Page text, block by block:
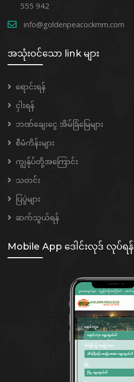
555 942
info@goldenpeacockmm.com
အသုံးဝင်သော link များ
ရောင်းရန်
ငှါးရန်
ဘဏ်ချေးငွေ အိမ်ခြံမြေများ
စီမံကိန်းများ
ကျွန်ုပ်တို့အကြောင်း
သတင်း
ပြပွဲများ
ဆက်သွယ်ရန်
Mobile App ဒေါင်းလုဒ် လုပ်ရန်